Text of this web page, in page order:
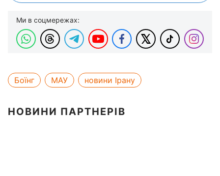
Ми в соцмережах:
Боїнг МАУ новини Ірану
НОВИНИ ПАРТНЕРІВ